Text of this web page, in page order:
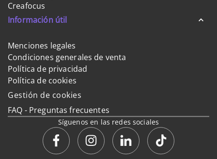
Creafocus
Información útil
Menciones legales
Condiciones generales de venta
Política de privacidad
Política de cookies
Gestión de cookies
FAQ - Preguntas frecuentes
Síguenos en las redes sociales